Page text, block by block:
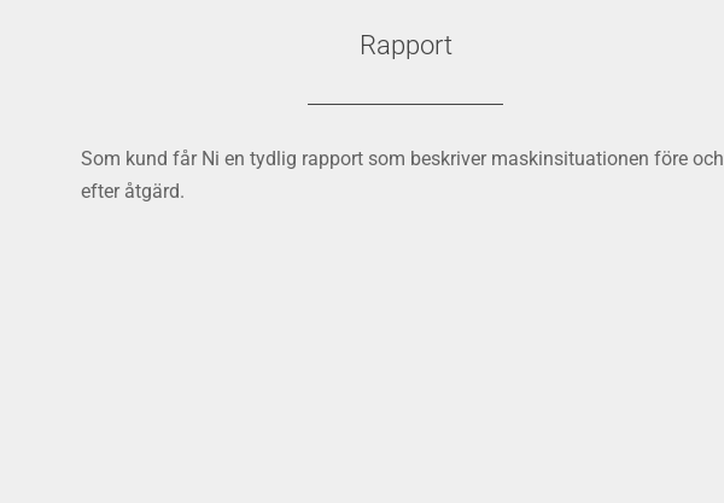
Rapport
Som kund får Ni en tydlig rapport som beskriver maskinsituationen före och
efter åtgärd.